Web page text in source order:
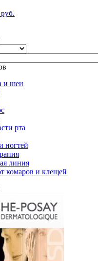
руб.
и шеи
рта
ногтей
линия
комаров и клещей